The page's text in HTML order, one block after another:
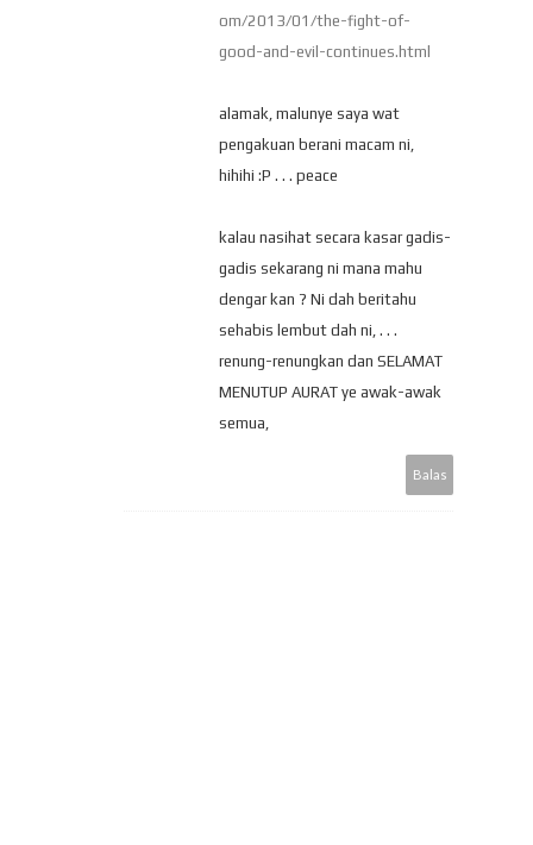
om/2013/01/the-fight-of-
good-and-evil-continues.html
alamak, malunye saya wat
pengakuan berani macam ni,
hihihi :P . . . peace
kalau nasihat secara kasar gadis-
gadis sekarang ni mana mahu
dengar kan ? Ni dah beritahu
sehabis lembut dah ni, . . .
renung-renungkan dan SELAMAT
MENUTUP AURAT ye awak-awak
semua,
Balas